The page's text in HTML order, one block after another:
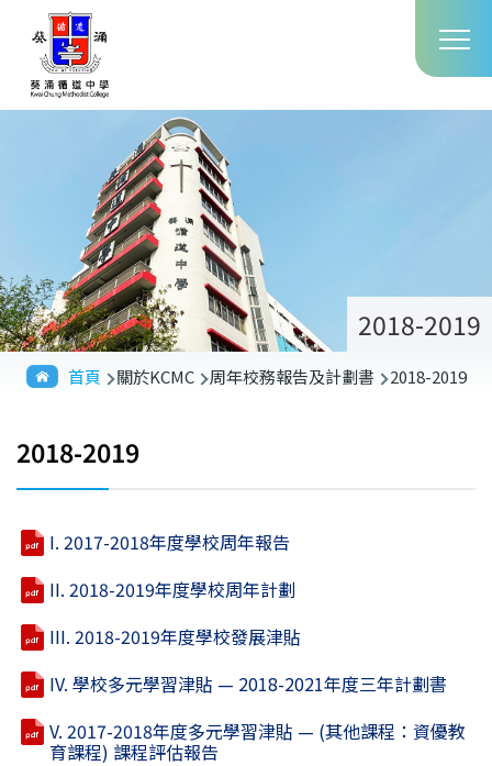
移至主內容
2018-2019
導
連
結
首頁 關於KCMC 周年校務報告及計劃書 2018-2019
2018-2019
I. 2017-2018年度學校周年報告
II. 2018-2019年度學校周年計劃
III. 2018-2019年度學校發展津貼
IV. 學校多元學習津貼 — 2018-2021年度三年計劃書
V. 2017-2018年度多元學習津貼 — (其他課程：資優教
育課程) 課程評估報告